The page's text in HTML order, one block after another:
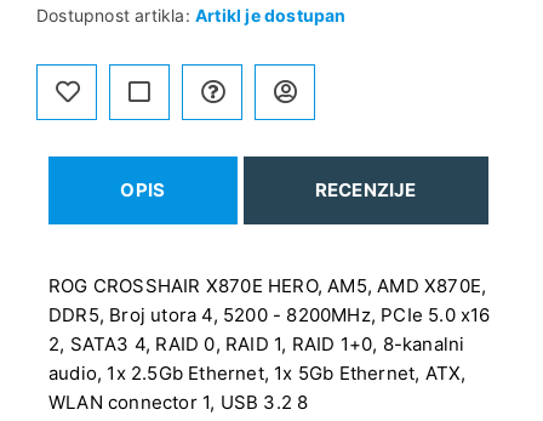
Dostupnost artikla: Artikl je dostupan
OPIS RECENZIJE
ROG CROSSHAIR X870E HERO, AM5, AMD X870E,
DDR5, Broj utora 4, 5200 - 8200MHz, PCIe 5.0 x16
2, SATA3 4, RAID 0, RAID 1, RAID 1+0, 8-kanalni
audio, 1x 2.5Gb Ethernet, 1x 5Gb Ethernet, ATX,